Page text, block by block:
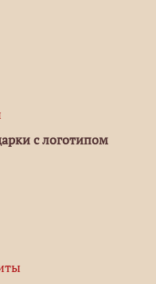
с логотипом